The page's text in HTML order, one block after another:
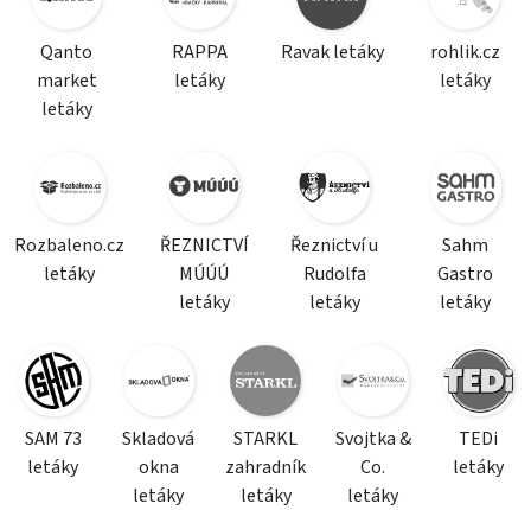
Qanto
market
letáky
RAPPA
letáky
Ravak letáky
rohlik.cz
letáky
Rozbaleno.cz
letáky
ŘEZNICTVÍ
MÚÚÚ
letáky
Řeznictví u
Rudolfa
letáky
Sahm
Gastro
letáky
SAM 73
letáky
Skladová
okna
letáky
STARKL
zahradník
letáky
Svojtka &
Co.
letáky
TEDi
letáky